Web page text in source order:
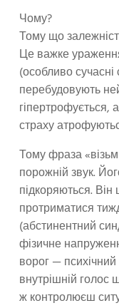
Чому?
Тому що
Це важке
(особливо
перебудовують
гіпертрофується,
страху
Тому фраза
порожній звук.
підкоряються.
протриматися
(абстинентний
фізичне
ворог —
внутрішній
ж контролюєш